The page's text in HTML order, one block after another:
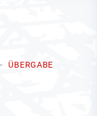
ÜBERGABE